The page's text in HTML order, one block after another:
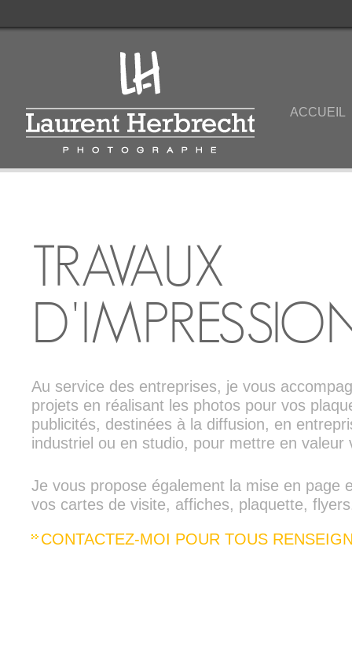
ACCUEIL
TRAVAUX
Au service des entreprises, je vous
projets en réalisant les photos pour vos
publicités, destinées à la diffusion, en
industriel ou en studio, pour mettre en valeur
Je vous propose également la mise en page
vos cartes de visite, affiches, plaquette,
CONTACTEZ-MOI POUR TOUS